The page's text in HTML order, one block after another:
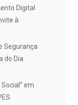
Digital
à
Segurança
do Dia
em